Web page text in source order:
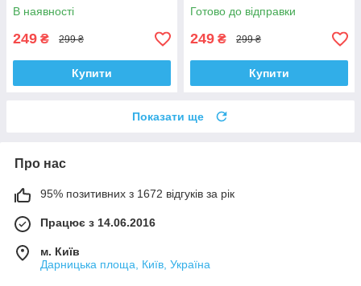
В наявності
249 ₴ 299 ₴
Купити
Готово до відправки
249 ₴ 299 ₴
Купити
Показати ще
Про нас
95% позитивних з 1672 відгуків за рік
Працює з 14.06.2016
м. Київ
Дарницька площа, Київ, Україна